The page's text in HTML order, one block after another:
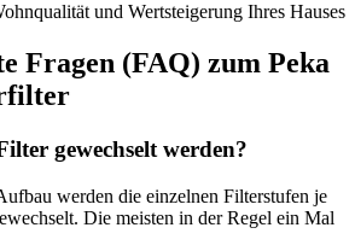
und Wertsteigerung Ihres Hauses
Fragen (FAQ) zum Peka
gewechselt werden?
werden die einzelnen Filterstufen je
Die meisten in der Regel ein Mal